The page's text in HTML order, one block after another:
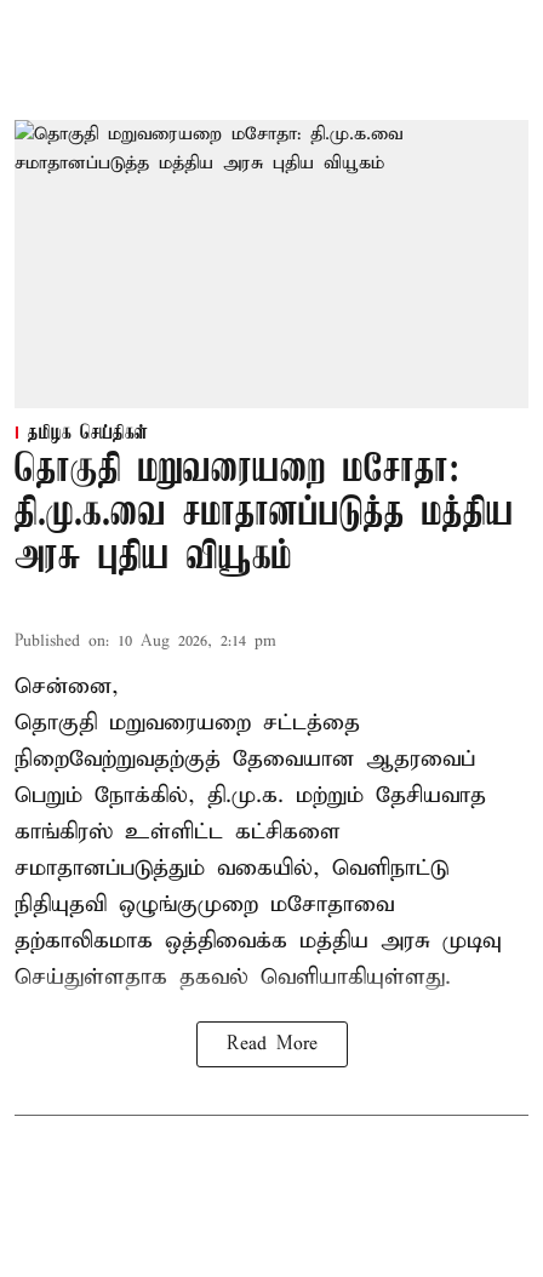
தமிழக செய்திகள்
தொகுதி மறுவரையறை மசோதா:
தி.மு.க.வை சமாதானப்படுத்த மத்திய
அரசு புதிய வியூகம்
Published on: 10 Aug 2026, 2:14 pm
சென்னை,
தொகுதி மறுவரையறை சட்டத்தை
நிறைவேற்றுவதற்குத் தேவையான ஆதரவைப்
பெறும் நோக்கில், தி.மு.க. மற்றும் தேசியவாத
காங்கிரஸ் உள்ளிட்ட கட்சிகளை
சமாதானப்படுத்தும் வகையில், வெளிநாட்டு
நிதியுதவி ஒழுங்குமுறை மசோதாவை
தற்காலிகமாக ஒத்திவைக்க மத்திய அரசு முடிவு
செய்துள்ளதாக தகவல் வெளியாகியுள்ளது.
Read More